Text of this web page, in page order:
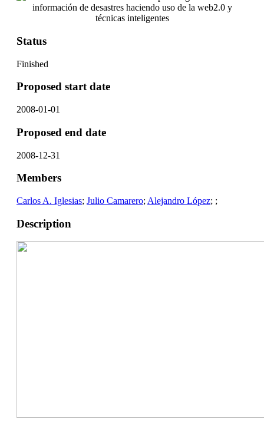
Status
Finished
Proposed start date
2008-01-01
Proposed end date
2008-12-31
Members
Carlos A. Iglesias; Julio Camarero; Alejandro López; ;
Description